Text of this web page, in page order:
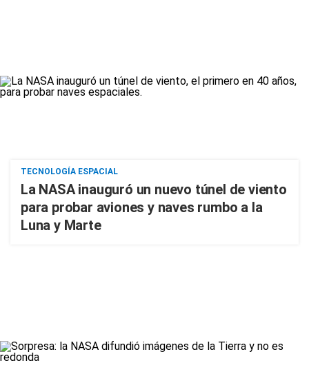
TECNOLOGÍA ESPACIAL
La NASA inauguró un nuevo túnel de viento
para probar aviones y naves rumbo a la
Luna y Marte